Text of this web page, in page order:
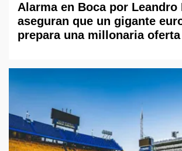
Alarma en Boca por Leandro
aseguran que un gigante
prepara una millonaria oferta